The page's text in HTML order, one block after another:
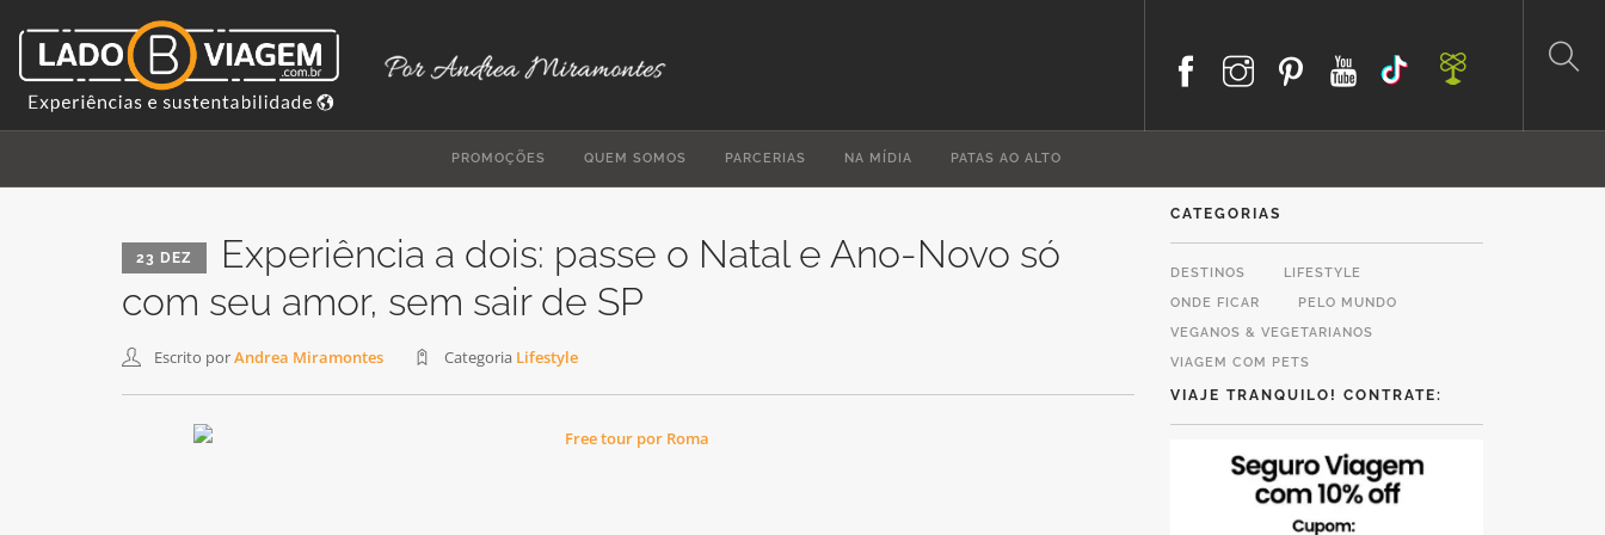
PROMOÇÕES QUEM SOMOS PARCERIAS NA MÍDIA PATAS AO ALTO
23 DEZ
Experiência a dois: passe o Natal e Ano-Novo só
com seu amor, sem sair de SP
Escrito porAndrea Miramontes Categoria Lifestyle
CATEGORIAS
DESTINOS
LIFESTYLE
ONDE FICAR
PELO MUNDO
VEGANOS & VEGETARIANOS
VIAGEM COM PETS
VIAJE TRANQUILO! CONTRATE: